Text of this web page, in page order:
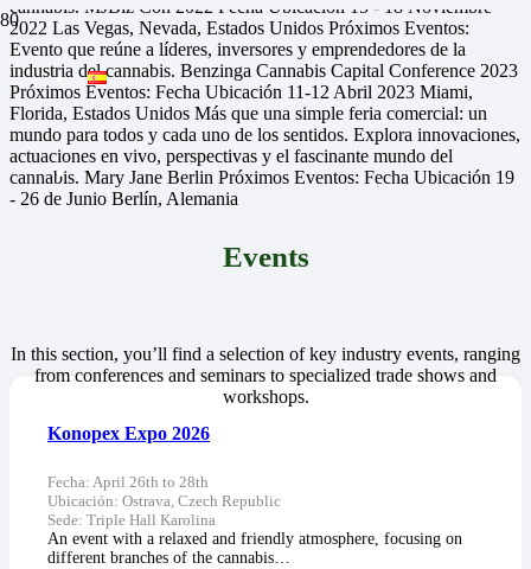
cannabis. MJBiz Con 2022 Fecha Ubicación 15 - 18 Noviembre
2022 Las Vegas, Nevada, Estados Unidos Próximos Eventos:
Evento que reúne a líderes, inversores y emprendedores de la
industria del cannabis. Benzinga Cannabis Capital Conference 2023
Próximos Eventos: Fecha Ubicación 11-12 Abril 2023 Miami,
Florida, Estados Unidos Más que una simple feria comercial: un
mundo para todos y cada uno de los sentidos. Explora innovaciones,
actuaciones en vivo, perspectivas y el fascinante mundo del
cannabis. Mary Jane Berlin Próximos Eventos: Fecha Ubicación 19
- 26 de Junio Berlín, Alemania
Events
In this section, you’ll find a selection of key industry events, ranging
from conferences and seminars to specialized trade shows and
workshops.
Konopex Expo 2026
Fecha: April 26th to 28th
Ubicación: Ostrava, Czech Republic
Sede: Triple Hall Karolina
An event with a relaxed and friendly atmosphere, focusing on
different branches of the cannabis…